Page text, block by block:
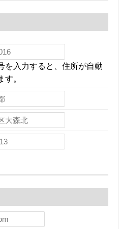
を入力すると、住所が自動
す。